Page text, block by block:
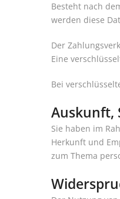
Besteht nach
werden diese
Der
Eine
Bei
Auskunft,
Sie haben im
Herkunft und
zum Thema